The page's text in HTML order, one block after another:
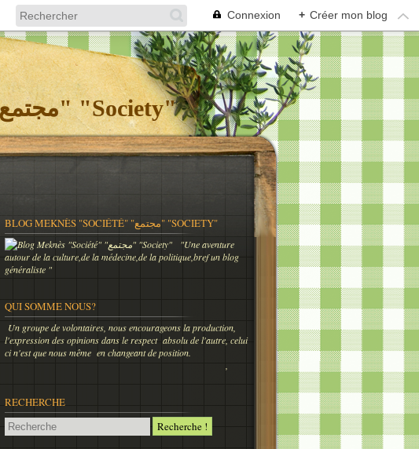
Connexion + Créer mon blog
Blog Meknès "Société" "مجتمع" "Society"
BLOG MEKNÈS "SOCIÉTÉ" "مجتمع" "SOCIETY"
"Une aventure
autour de la culture,de la médecine,de la politique,bref un blog
généraliste "
QUI SOMME NOUS?
Un groupe de volontaires, nous encourageons la production,
l'expression des opinions dans le respect absolu de l'autre, celui
ci n'est que nous même en changeant de position.
RECHERCHE